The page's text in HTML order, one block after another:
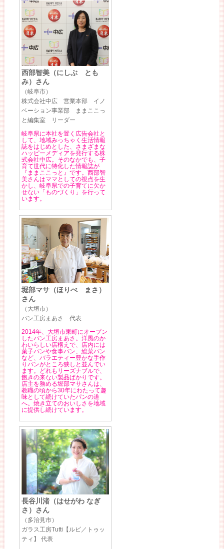
西部智美（にしぶ とも
み）さん
（岐阜市）
株式会社中広 営業本部 イノ
ベーション事業部 ままここっ
と編集室 リーダー
岐阜県に本社を置く広告会社と
して、地域みっちゃく生活情報
誌をはじめとした、さまざまな
ハッピーメディアを発行する株
式会社中広。そのなかでも、子
育て世代に特化した情報誌が
『ままここっと』です。西部智
美さんはママとしての視点を生
かし、岐阜県での子育てに欠か
せない「ものづくり」を行って
います。
堀部マサ（ほりべ まさ）
さん
（大垣市）
パン工房まあさ 代表
2014年、大垣市東町にオープン
したパン工房まあさ。洋風のか
わいらしい店構えで、店内には
菓子パンや食事パン、総菜パン
など、バラエティー豊かな手作
りパンがところ狭しと並んでい
ます。どれもリーズナブルで、
飽きの来ない製品ばかりです。
店主を務める堀部マサさんは、
教職の頃から30年にわたって趣
味として続けていたパンの道
へ。焼き立てのおいしさを地域
に提供し続けています。
長谷川渚（はせがわ なぎ
さ）さん
（多治見市）
ガラス工房Tutti【ルビ／トゥッ
ティ】 代表